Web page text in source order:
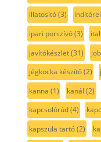
illatosító(3)
ipari porszívó(3)
javítókészlet(31)
jégkocka készítő(2)
kanna (1) kanál (2)
kapcsolórúd(4)
kapszula tartó(2)